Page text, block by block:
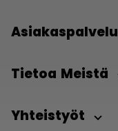
Asiakaspalvelu
Tietoa Meistä
Yhteistyöt